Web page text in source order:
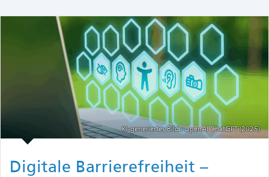
KI-generiertes Bild / OpenAI ChatGPT (2025)
Digitale Barrierefreiheit –